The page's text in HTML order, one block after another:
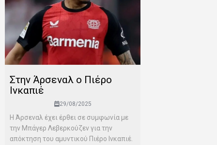
Στην Άρσεναλ ο Πιέρο
Ινκαπιέ
29/08/2025
Η Άρσεναλ έχει έρθει σε συμφωνία με
την Μπάγερ Λεβερκούζεν για την
απόκτηση του αμυντικού Πιέρο Ινκαπιέ.